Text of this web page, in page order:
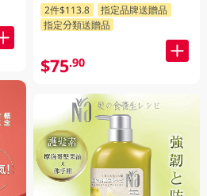
2件$113.8
指定品牌送贈品
指定分類送贈品
$75.90